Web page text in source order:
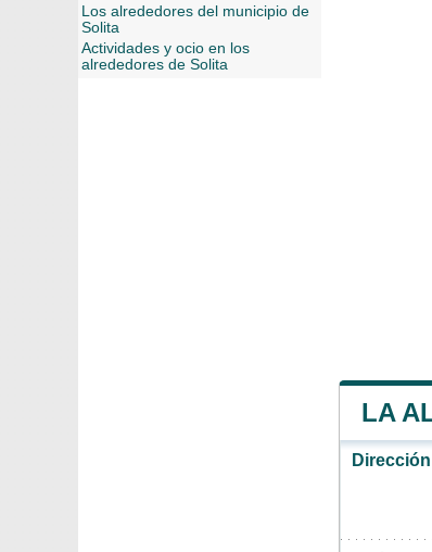
LA
Los alrededores del municipio de
Solita
Actividades y ocio en los
alrededores de Solita